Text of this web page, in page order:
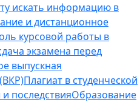
искать информацию в
и дистанционное
курсовой работы в
экзамена перед
выпускная
Плагиат в студенческой
последствияОбразование